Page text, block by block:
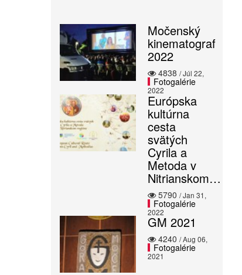
Močenský
kinematograf
2022
4838
Fotogalérie
/ Júl 22,
2022
Európska
kultúrna
cesta
svätých
Cyrila a
Metoda v
Nitrianskom…
5790
Fotogalérie
/ Jan 31,
2022
GM 2021
4240
Fotogalérie
/ Aug 06,
2021